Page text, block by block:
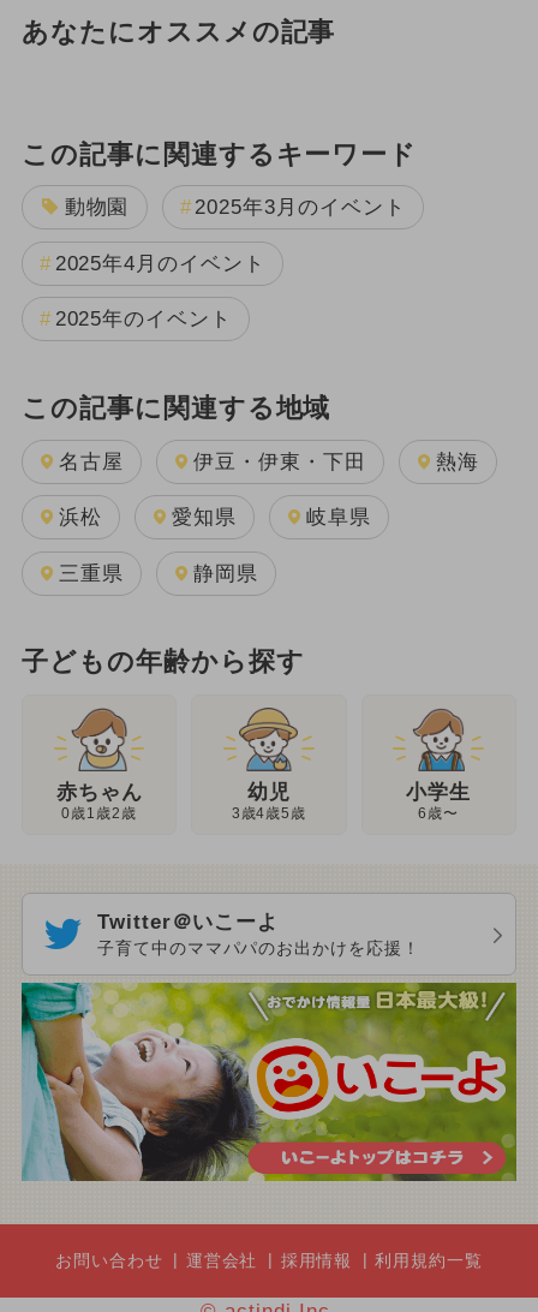
あなたにオススメの記事
この記事に関連するキーワード
動物園 2025年3月のイベント
2025年4月のイベント
2025年のイベント
この記事に関連する地域
名古屋 伊豆・伊東・下田 熱海
浜松 愛知県 岐阜県
三重県 静岡県
子どもの年齢から探す
赤ちゃん
0歳1歳2歳
幼児
3歳4歳5歳
小学生
6歳〜
Twitter＠いこーよ
子育て中のママパパのお出かけを応援！
お問い合わせ 運営会社 採用情報 利用規約一覧